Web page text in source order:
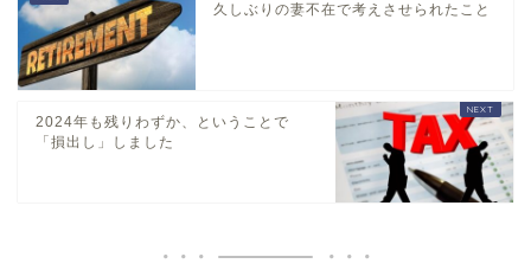
久しぶりの妻不在で考えさせられたこと
2024年も残りわずか、ということで
「損出し」しました